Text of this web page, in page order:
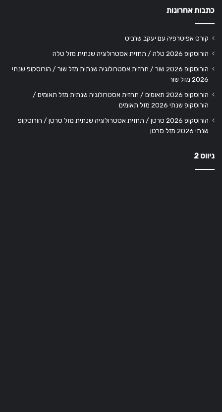
כתבות אחרונות
קורס אפיטרפיה עם יעקב שרביט
הורוסקופ 2026 טלה / תחזית אסטרולוגיה שנתית מזל טלה
הורוסקופ 2026 שור / תחזית אסטרולוגיה שנתית מזל שור / הורוסקופ שנתי
2026 מזל שור
הורוסקופ 2026 תאומים / תחזית אסטרולוגיה שנתית מזל תאומים /
הורוסקופ שנתי 2026 מזל תאומים
הורוסקופ 2026 סרטן / תחזית אסטרולוגיה שנתית מזל סרטן / הורוסקופ
שנתי 2026 מזל סרטן
ניווט 2